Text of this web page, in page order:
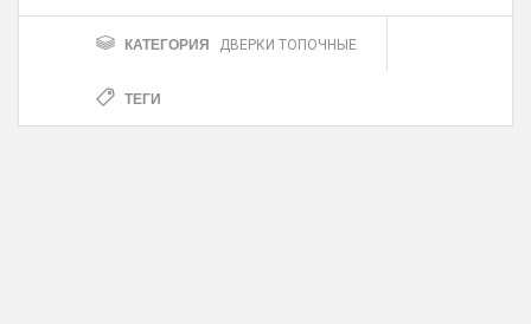
КАТЕГОРИЯ ДВЕРКИ ТОПОЧНЫЕ
ТЕГИ